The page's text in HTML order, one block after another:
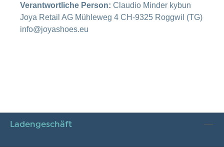
Verantwortliche Person: Claudio Minder kybun
Joya Retail AG Mühleweg 4 CH-9325 Roggwil (TG)
info@joyashoes.eu
Ladengeschäft